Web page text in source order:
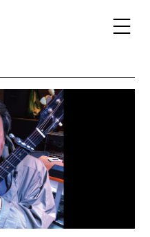
INFORMATION
TALENT